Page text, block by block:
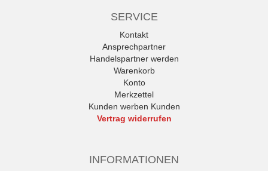
SERVICE
Kontakt
Ansprechpartner
Handelspartner werden
Warenkorb
Konto
Merkzettel
Kunden werben Kunden
Vertrag widerrufen
INFORMATIONEN